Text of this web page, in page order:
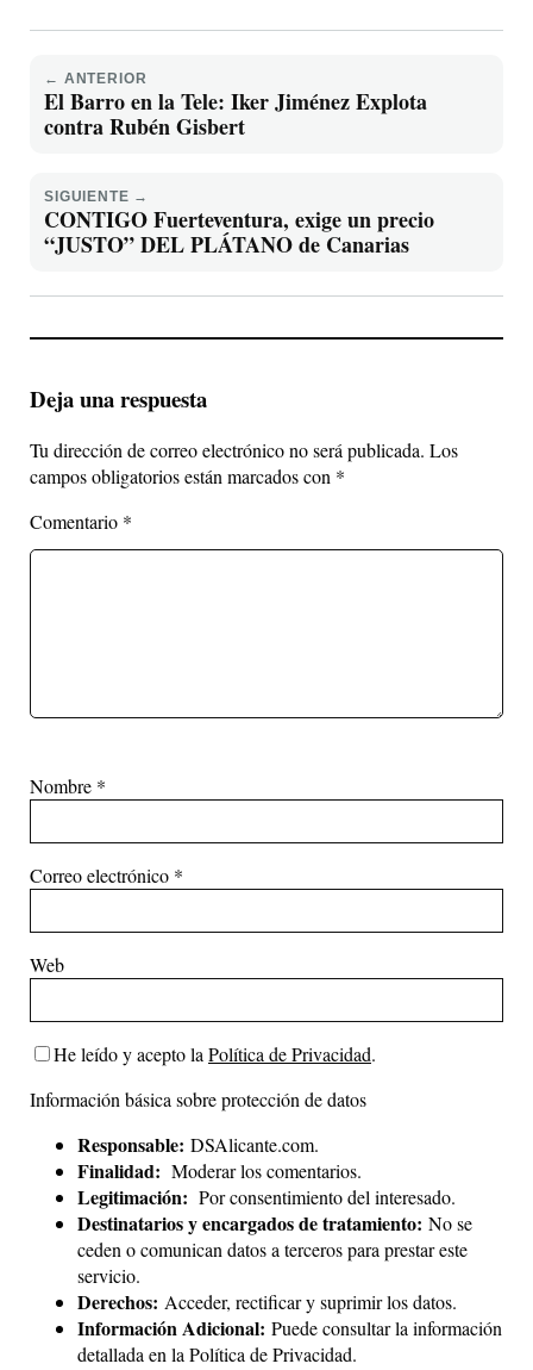
← ANTERIOR
El Barro en la Tele: Iker Jiménez Explota
contra Rubén Gisbert
SIGUIENTE →
CONTIGO Fuerteventura, exige un precio
“JUSTO” DEL PLÁTANO de Canarias
Deja una respuesta
Tu dirección de correo electrónico no será publicada. Los
campos obligatorios están marcados con *
Comentario *
Nombre *
Correo electrónico *
Web
He leído y acepto la Política de Privacidad.
Información básica sobre protección de datos
Responsable: DSAlicante.com.
Finalidad: Moderar los comentarios.
Legitimación: Por consentimiento del interesado.
Destinatarios y encargados de tratamiento: No se
ceden o comunican datos a terceros para prestar este
servicio.
Derechos: Acceder, rectificar y suprimir los datos.
Información Adicional: Puede consultar la información
detallada en la Política de Privacidad.